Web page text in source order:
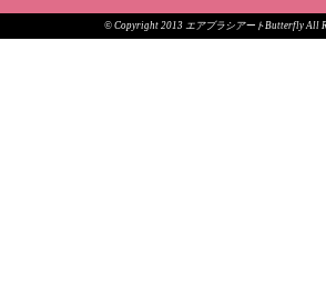
© Copyright 2013 エアブラシアートButterfly All